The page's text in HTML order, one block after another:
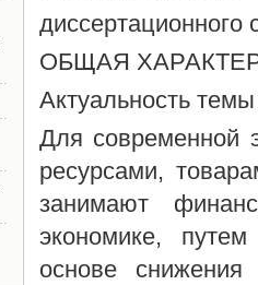
ОБЩАЯ
Актуальность
Для современной
ресурсами,
занимают
экономике,
основе